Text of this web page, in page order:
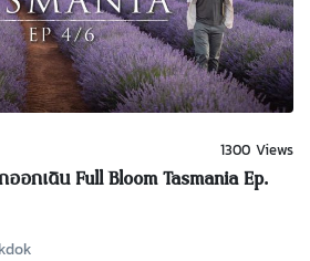
1300 Views
อกเดิน Full Bloom Tasmania Ep.